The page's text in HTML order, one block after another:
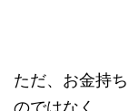
ただ、お金持
のではなく、